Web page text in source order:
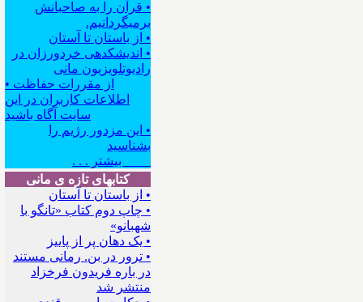
• قرآن را به صاحبانش
برمیگردانیم.
• از باستان تا آستان
• اندیشکده‍ی خردورزان در
رادیوتلویزیون مانی
• از مقررات حفاظت
اطلاعات کاربران در این
سایت آگاه باشید
• این مزدور رژیم را
بشناسید
بیشتر . . .
کتابهای تازه ی مانی
• از باستان تا آستان
• چاپ دوم کتاب «تانگو با
شهبانو»
• یک دهان پر از پاییز
• ترور در بن. رمانی مستند
در باره فریدون فرخزاد
منتشر شد